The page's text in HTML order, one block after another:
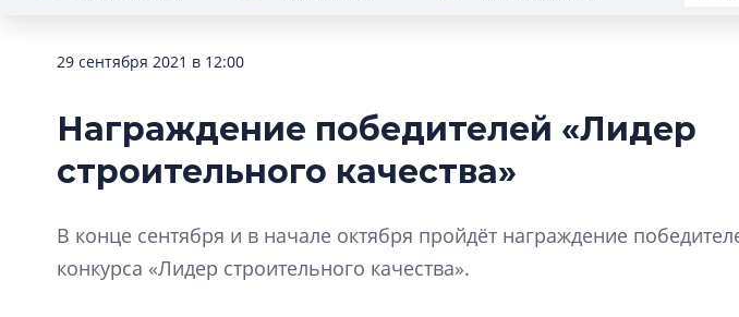
29 сентября 2021 в 12:00
Награждение победителей «Лидер
строительного качества»
В конце сентября и в начале октября пройдёт награждение
конкурса «Лидер строительного качества».